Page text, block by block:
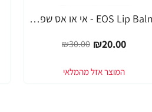
-33%
EOS Lip Balm - אי או אס שפתון טיפולי קמומיל - בבית EOS
₪20.00
₪30.00